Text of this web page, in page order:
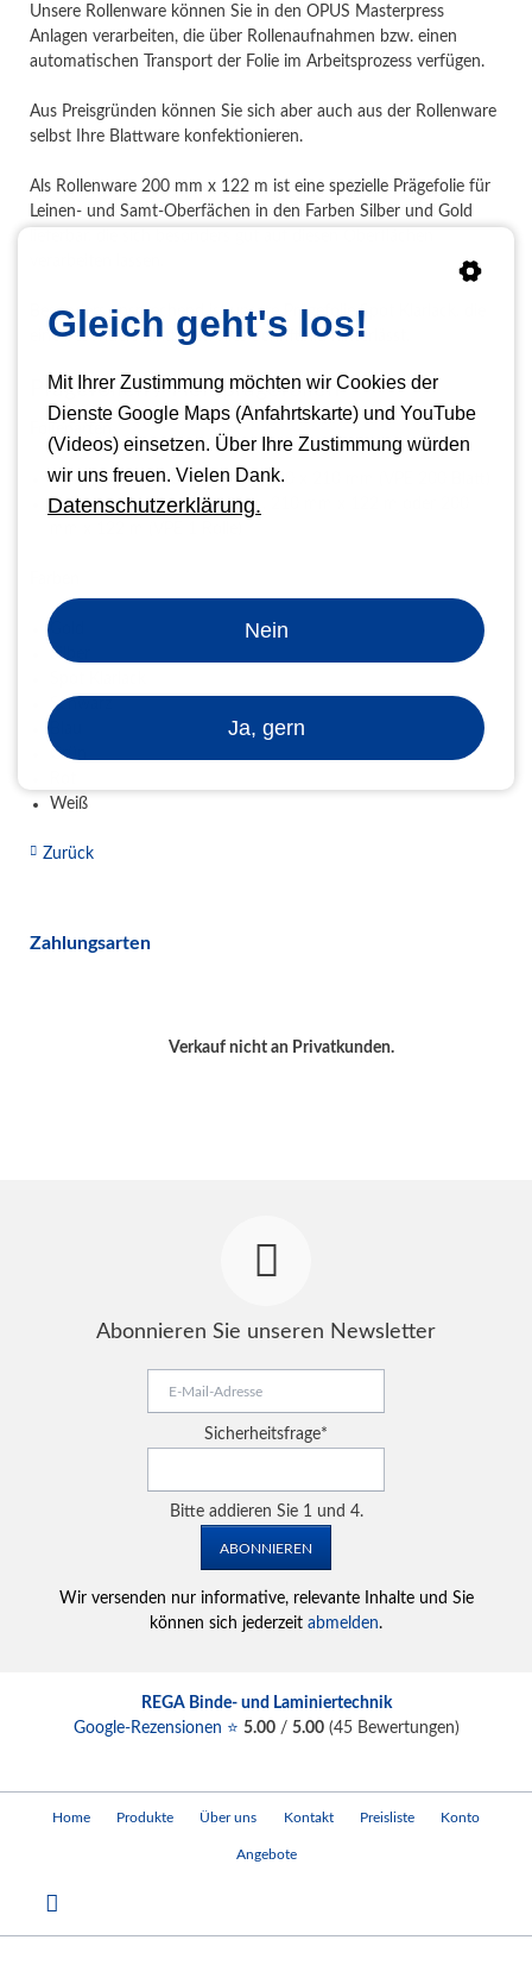
Unsere Rollenware können Sie in den OPUS Masterpress
Anlagen verarbeiten, die über Rollenaufnahmen bzw. einen
automatischen Transport der Folie im Arbeitsprozess verfügen.
Aus Preisgründen können Sie sich aber auch aus der Rollenware
selbst Ihre Blattware konfektionieren.
Als Rollenware 200 mm x 122 m ist eine spezielle Prägefolie für
Leinen- und Samt-Oberfächen in den Farben Silber und Gold
Besonders ansprechend ist unsere Prägefolie Spot Klarlack, die
eine besonders eindruckvolles Schriftbild hinterlässt.
Prägefolien / Heißprägefolien
Blattware 90 x 180 mm oder 130 x 210 mm (VPE 200 Blatt)
Rollenware 180 mm x 122 m, 210 mm x 122 m oder 200
Silber
Schwarz
Grün
Weiß
Zurück
Zahlungsarten
Verkauf nicht an Privatkunden.
Abonnieren Sie unseren Newsletter
Adresse
Pflichtfeld
Sicherheitsfrage*
Bitte addieren Sie 1 und 4.
ABONNIEREN
Wir versenden nur informative, relevante Inhalte und Sie
können sich jederzeit abmelden.
Home Produkte Über uns Kontakt Preisliste Konto
Angebote
REGA Binde- und Laminiertechnik
Google-Rezensionen ⭐ 5.00/ 5.00(45Bewertungen)
Gleich geht's los!
Mit Ihrer Zustimmung möchten wir Cookies der
Dienste Google Maps (Anfahrtskarte) und YouTube
(Videos) einsetzen. Über Ihre Zustimmung würden
wir uns freuen. Vielen Dank.
Datenschutzerklärung.
Nein
Ja, gern